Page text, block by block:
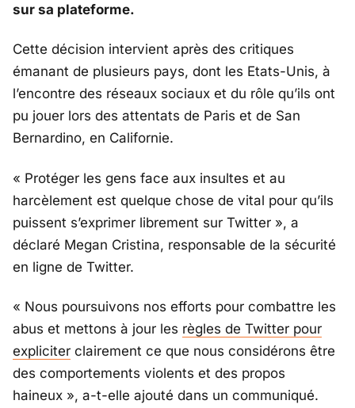
sur sa plateforme.
Cette décision intervient après des critiques
émanant de plusieurs pays, dont les Etats-Unis, à
l’encontre des réseaux sociaux et du rôle qu’ils ont
pu jouer lors des attentats de Paris et de San
Bernardino, en Californie.
« Protéger les gens face aux insultes et au
harcèlement est quelque chose de vital pour qu’ils
puissent s’exprimer librement sur Twitter », a
déclaré Megan Cristina, responsable de la sécurité
en ligne de Twitter.
« Nous poursuivons nos efforts pour combattre les
abus et mettons à jour les règles de Twitter pour
expliciter clairement ce que nous considérons être
des comportements violents et des propos
haineux », a-t-elle ajouté dans un communiqué.